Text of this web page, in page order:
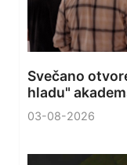
Svečano
hladu"
03-08-2026